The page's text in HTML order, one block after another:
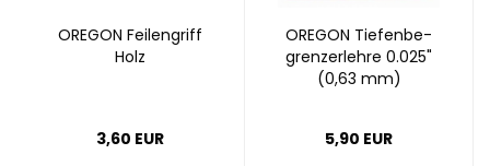
ORE­GON Fei­len­griff
Holz
3,60 EUR
ORE­GON Tie­fen­be­
grenz­er­leh­re 0.025"
(0,63 mm)
5,90 EUR